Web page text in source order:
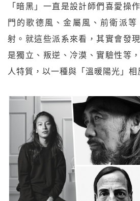
「暗黑」一直是設計師們喜愛操
門的歌德風、金屬風、前衛派
射。就這些派系來看，其實會發
是獨立、叛逆、冷漠、實驗性等
人特質，以一種與「溫暖陽光」相